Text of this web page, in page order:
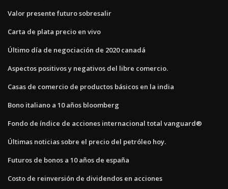
Valor presente futuro sobresalir
Carta de plata precio en vivo
Último día de negociación de 2020 canadá
Aspectos positivos y negativos del libre comercio.
Casas de comercio de productos básicos en la india
Bono italiano a 10 años bloomberg
Fondo de índice de acciones internacional total vanguard®
Últimas noticias sobre el precio del petróleo hoy.
Futuros de bonos a 10 años de españa
Costo de reinversión de dividendos en acciones